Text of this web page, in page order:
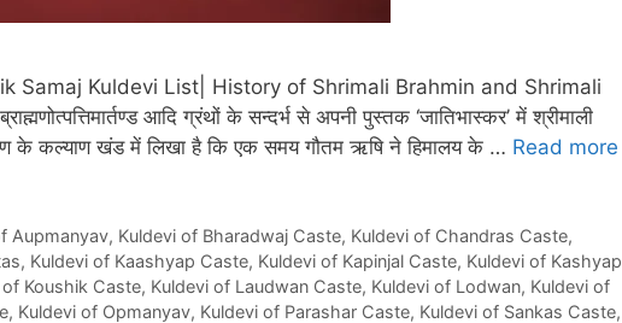
Samaj Kuldevi List| History of Shrimali Brahmin and Shrimali
आदि ग्रंथों के सन्दर्भ से अपनी पुस्तक ‘जातिभास्कर’ में श्रीमाली
के कल्याण खंड में लिखा है कि एक समय गौतम ऋषि ने हिमालय के … Read more
Aupmanyav, Kuldevi of Bharadwaj Caste, Kuldevi of Chandras Caste,
, Kuldevi of Kaashyap Caste, Kuldevi of Kapinjal Caste, Kuldevi of Kashyap
of Koushik Caste, Kuldevi of Laudwan Caste, Kuldevi of Lodwan, Kuldevi of
, Kuldevi of Opmanyav, Kuldevi of Parashar Caste, Kuldevi of Sankas Caste,